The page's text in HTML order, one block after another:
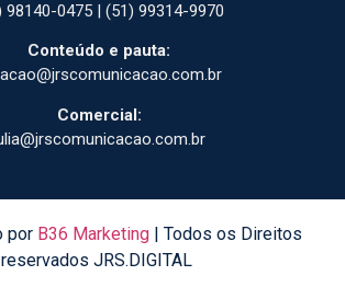
98140-0475 | (51) 99314-9970
Conteúdo e pauta:
Comercial:
por B36 Marketing| Todos os Direitos
reservados JRS.DIGITAL